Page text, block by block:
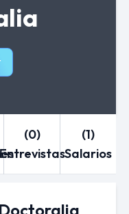
(0)
(1)
Salarios